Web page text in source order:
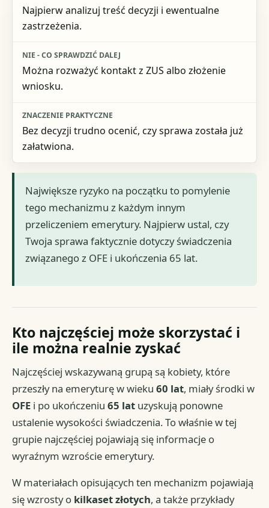
Najpierw analizuj treść decyzji i ewentualne
zastrzeżenia.
Można rozważyć kontakt z ZUS albo złożenie
wniosku.
Bez decyzji trudno ocenić, czy sprawa została już
załatwiona.
Największe ryzyko na początku to pomylenie
tego mechanizmu z każdym innym
przeliczeniem emerytury. Najpierw ustal, czy
Twoja sprawa faktycznie dotyczy świadczenia
związanego z OFE i ukończenia 65 lat.
Kto najczęściej może skorzystać i
ile można realnie zyskać
Najczęściej wskazywaną grupą są kobiety, które
przeszły na emeryturę w wieku60 lat, miały środki w
OFE i po ukończeniu65 lat uzyskują ponowne
ustalenie wysokości świadczenia. To właśnie w tej
grupie najczęściej pojawiają się informacje o
wyraźnym wzroście emerytury.
W materiałach opisujących ten mechanizm pojawiają
się wzrosty o kilkaset złotych, a także przykłady